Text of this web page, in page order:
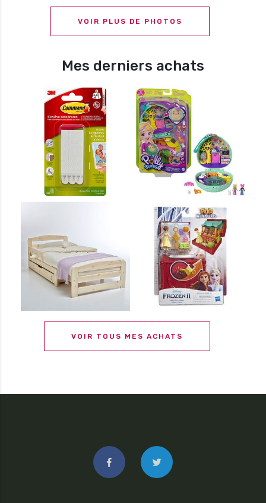
VOIR PLUS DE PHOTOS
Mes derniers achats
VOIR TOUS MES ACHATS